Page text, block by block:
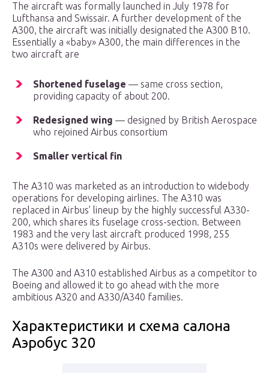
The aircraft was formally launched in July 1978 for
Lufthansa and Swissair. A further development of the
A300, the aircraft was initially designated the A300 B10.
Essentially a «baby» A300, the main differences in the
two aircraft are
Shortened fuselage — same cross section,
providing capacity of about 200.
Redesigned wing — designed by British Aerospace
who rejoined Airbus consortium
Smaller vertical fin
The A310 was marketed as an introduction to widebody
operations for developing airlines. The A310 was
replaced in Airbus’ lineup by the highly successful A330-
200, which shares its fuselage cross-section. Between
1983 and the very last aircraft produced 1998, 255
A310s were delivered by Airbus.
The A300 and A310 established Airbus as a competitor to
Boeing and allowed it to go ahead with the more
ambitious A320 and A330/A340 families.
Характеристики и схема салона
Аэробус 320